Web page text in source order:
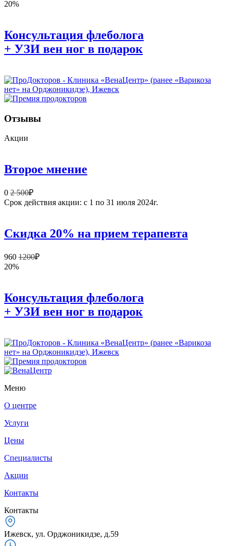
20%
Консультация флеболога
+ УЗИ вен ног в подарок
Отзывы
Акции
Второе мнение
0 2 500₽
Срок действия акции: с 1 по 31 июля 2024г.
Скидка 20% на прием терапевта
960 1200₽
20%
Консультация флеболога
+ УЗИ вен ног в подарок
Меню
О центре
Услуги
Цены
Специалисты
Акции
Контакты
Контакты
Ижевск, ул. Орджоникидзе, д.59